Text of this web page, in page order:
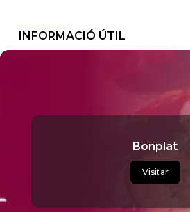
INFORMACIÓ ÚTIL
Bonplat
Visitar